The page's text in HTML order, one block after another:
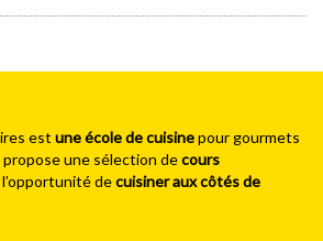
est une école de cuisinepour gourmets
une sélection decours
decuisiner aux côtés de